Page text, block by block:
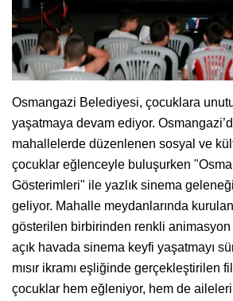
Osmangazi Belediyesi, çocuklara
yaşatmaya devam ediyor.
mahallelerde düzenlenen sosyal ve
çocuklar eğlenceyle buluşurken
Gösterimleri" ile yazlık sinema
geliyor. Mahalle meydanlarında
gösterilen birbirinden renkli
açık havada sinema keyfi yaşatmayı
mısır ikramı eşliğinde gerçekleştirilen
çocuklar hem eğleniyor, hem de